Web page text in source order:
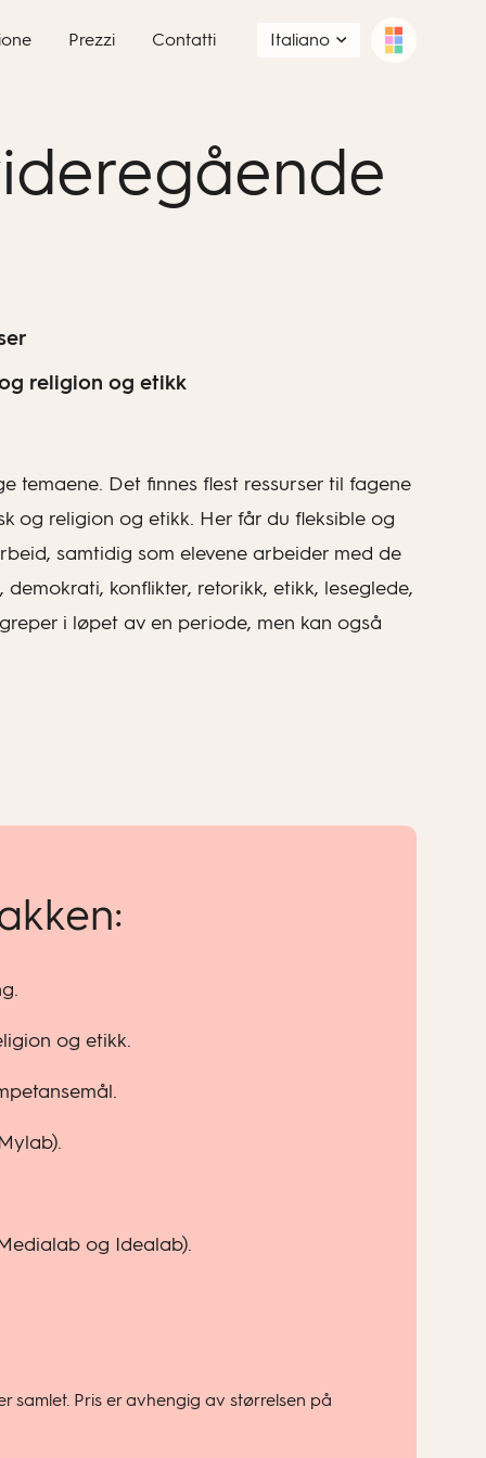
Prezzi Contatti Italiano
religion og etikk
Det finnes flest ressurser til fagene
og religion og etikk. Her får du fleksible og
samtidig som elevene arbeider med de
konflikter, retorikk, etikk, leseglede,
i løpet av en periode, men kan også
og etikk.
og Idealab).
samlet. Pris er avhengig av størrelsen på